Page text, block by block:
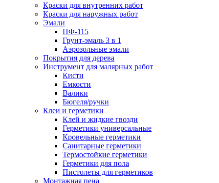
Краски для внутренних работ
Краски для наружных работ
Эмали
ПФ-115
Грунт-эмаль 3 в 1
Аэрозольные эмали
Покрытия для дерева
Инструмент для малярных работ
Кисти
Емкости
Валики
Бюгеля/ручки
Клеи и герметики
Клей и жидкие гвозди
Герметики универсальные
Кровельные герметики
Санитарные герметики
Термостойкие герметики
Герметики для пола
Пистолеты для герметиков
Монтажная пена